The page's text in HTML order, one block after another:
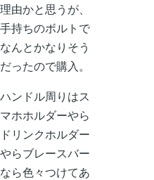
理由かと思うが、
手持ちのボルトで
なんとかなりそう
だったので購入。
ハンドル周りはス
マホホルダーやら
ドリンクホルダー
やらブレースバー
なら色々つけてあ